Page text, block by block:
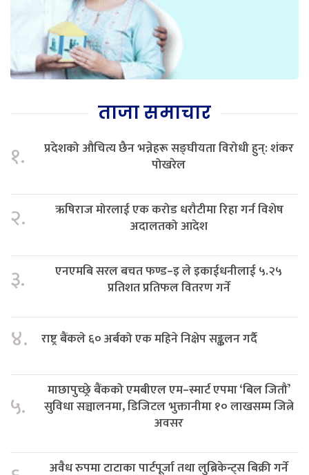
ताजा समाचार
१.
प्रदेशको औचित्य छैन भन्नेहरू सङ्घीयता विरोधी हुन्: शंकर
पोखरेल
२.
ऋषिराज मोरलाई एक करोड धरौटीमा रिहा गर्न विशेष
अदालतको आदेश
३.
एनएमबि सरल बचत फण्ड–इ ले इकाईधनीलाई ५.२५
प्रतिशत प्रतिफल वितरण गर्ने
४. राष्ट्र बैंकले ६० अर्बको एक महिने निक्षेप सङ्कलन गर्दै
५.
माछापुच्छ्रे बैंकको एमबीएल एम–स्मार्ट एपमा ‘बिल जितौं’
सुविधा सञ्चालनमा, डिजिटल भुक्तानीमा १० लाखसम्म जित्ने
अवसर
अवैध रुपमा टाटाका पार्टपूर्जा तथा लुब्रिकेन्ट्स बिक्री गर्ने